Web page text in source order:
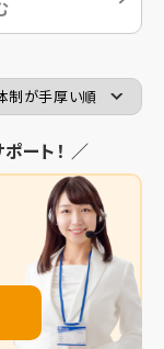
ート！ ／